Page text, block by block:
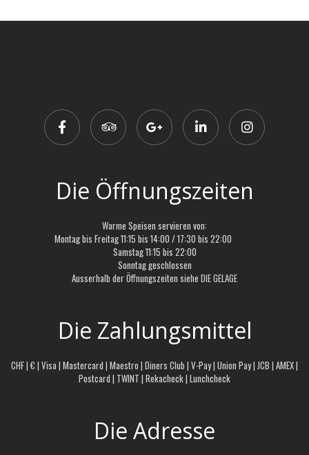
Die Öffnungszeiten
Warme Speisen servieren von:
Montag bis Freitag 11:15 bis 14:00 / 17:30 bis 22:00
Samstag 11:15 bis 22:00
Sonntag geschlossen
Ausserhalb der Öffnungszeiten siehe DIE GELAGE
Die Zahlungsmittel
CHF | € | Visa | Mastercard | Maestro | Diners Club | V-Pay | Union Pay | JCB | AMEX |
Postcard | TWINT | Rekacheck | Lunchcheck
Die Adresse